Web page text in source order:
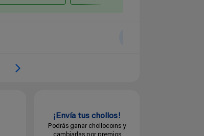
¡Envía tus chollos!
Podrás ganar chollocoins y